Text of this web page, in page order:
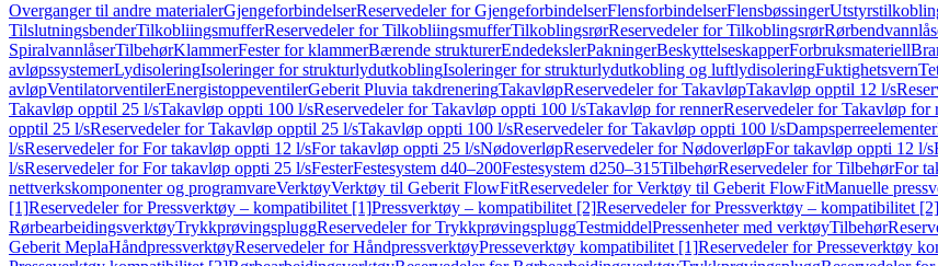
Overganger til andre materialerGjengeforbindelserReservedeler for GjengeforbindelserFlensforbindelserFlensbøssinger
TilslutningsbenderTilkobliingsmufferReservedeler for TilkobliingsmufferTilkoblingsrørReservedeler for Tilkoblingsrør
SpiralvannlåserTilbehørKlammerFester for klammerBærende strukturerEndedekslerPakningerBeskyttelseskapperForbruksmateriell
avløpssystemerLydisoleringIsoleringer for strukturlydutkoblingIsoleringer for strukturlydutkobling og luftlydisoleringFuktighetsvern
avløpVentilatorventilerEnergistoppeventilerGeberit Pluvia takdreneringTakavløpReservedeler for TakavløpTakavløp opptil 12 l/s
Takavløp opptil 25 l/sTakavløp oppti 100 l/sReservedeler for Takavløp oppti 100 l/sTakavløp for rennerReservedeler for Takavløp for
opptil 25 l/sReservedeler for Takavløp opptil 25 l/sTakavløp oppti 100 l/sReservedeler for Takavløp oppti 100 l/sDampsperreelementer
l/sReservedeler for For takavløp oppti 12 l/sFor takavløp oppti 25 l/sNødoverløpReservedeler for NødoverløpFor takavløp oppti 12 l/s
l/sReservedeler for For takavløp oppti 25 l/sFesterFestesystem d40–200Festesystem d250–315TilbehørReservedeler for TilbehørFor
nettverkskomponenter og programvareVerktøyVerktøy til Geberit FlowFitReservedeler for Verktøy til Geberit FlowFitManuelle
[1]Reservedeler for Pressverktøy – kompatibilitet [1]Pressverktøy – kompatibilitet [2]Reservedeler for Pressverktøy – kompatibilitet [2]
RørbearbeidingsverktøyTrykkprøvingspluggReservedeler for TrykkprøvingspluggTestmiddelPressenheter med verktøyTilbehør
Geberit MeplaHåndpressverktøyReservedeler for HåndpressverktøyPresseverktøy kompatibilitet [1]Reservedeler for Presseverktøy